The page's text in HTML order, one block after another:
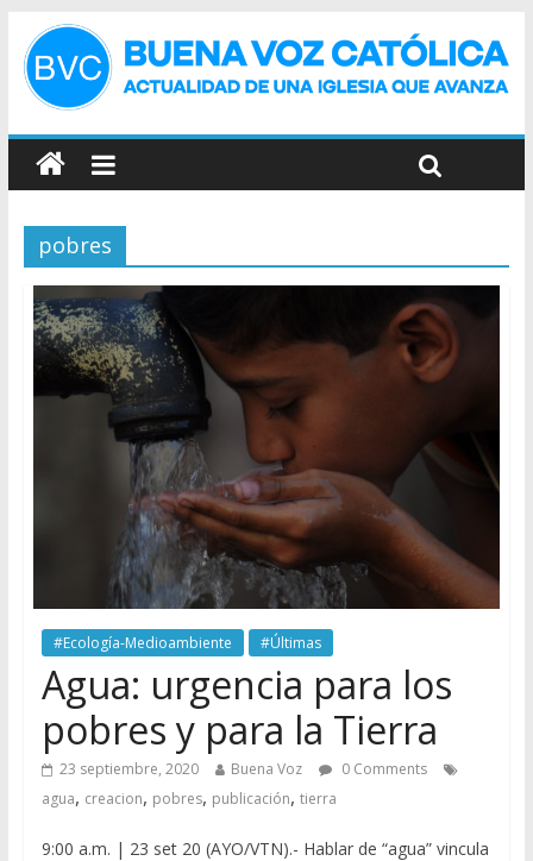
pobres
#Ecología-Medioambiente #Últimas
Agua: urgencia para los
pobres y para la Tierra
23 septiembre, 2020 Buena Voz
0 Comments
agua, creacion, pobres, publicación, tierra
9:00 a.m. | 23 set 20 (AYO/VTN).- Hablar de “agua” vincula